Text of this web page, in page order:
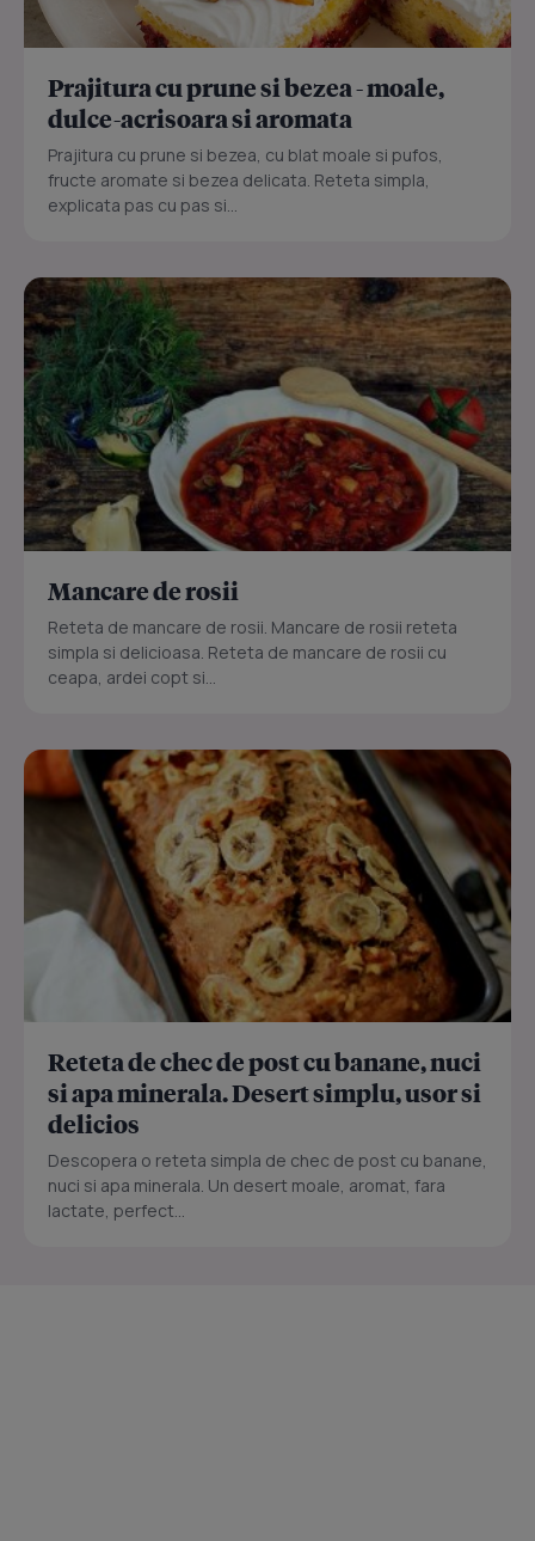
Prajitura cu prune si bezea - moale,
dulce-acrisoara si aromata
Prajitura cu prune si bezea, cu blat moale si pufos,
fructe aromate si bezea delicata. Reteta simpla,
explicata pas cu pas si...
Mancare de rosii
Reteta de mancare de rosii. Mancare de rosii reteta
simpla si delicioasa. Reteta de mancare de rosii cu
ceapa, ardei copt si...
Reteta de chec de post cu banane, nuci
si apa minerala. Desert simplu, usor si
delicios
Descopera o reteta simpla de chec de post cu banane,
nuci si apa minerala. Un desert moale, aromat, fara
lactate, perfect...